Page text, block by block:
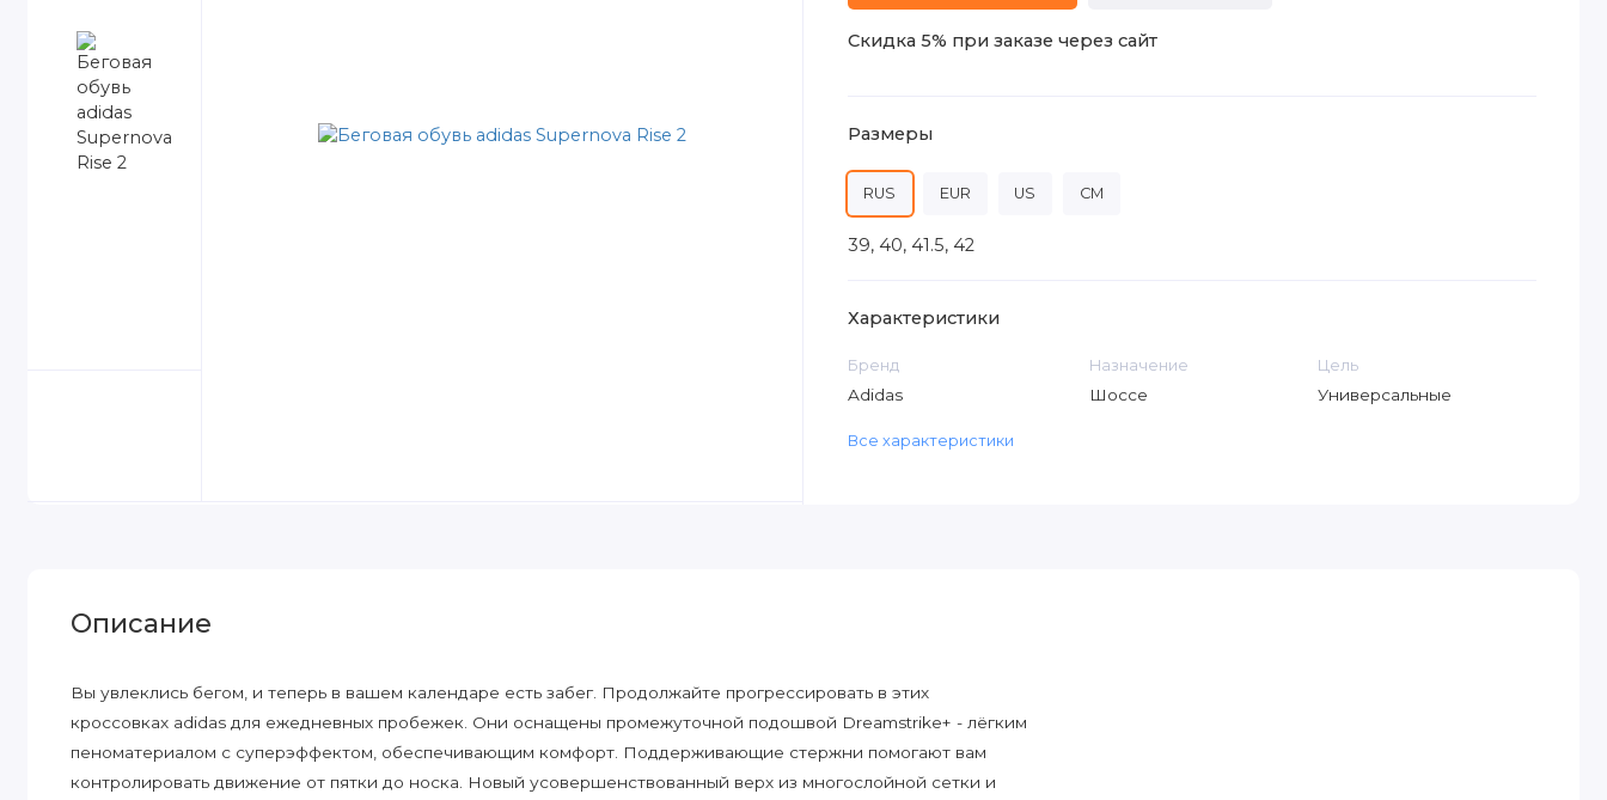
Скидка 5% при заказе через сайт
Размеры
RUS EUR US CM
39, 40, 41.5, 42
Характеристики
Бренд
Adidas
Назначение
Шоссе
Цель
Универсальные
Все характеристики
Описание
Вы увлеклись бегом, и теперь в вашем календаре есть забег. Продолжайте прогрессировать в этих
кроссовках adidas для ежедневных пробежек. Они оснащены промежуточной подошвой Dreamstrike+ - лёгким
пеноматериалом с суперэффектом, обеспечивающим комфорт. Поддерживающие стержни помогают вам
контролировать движение от пятки до носка. Новый усовершенствованный верх из многослойной сетки и